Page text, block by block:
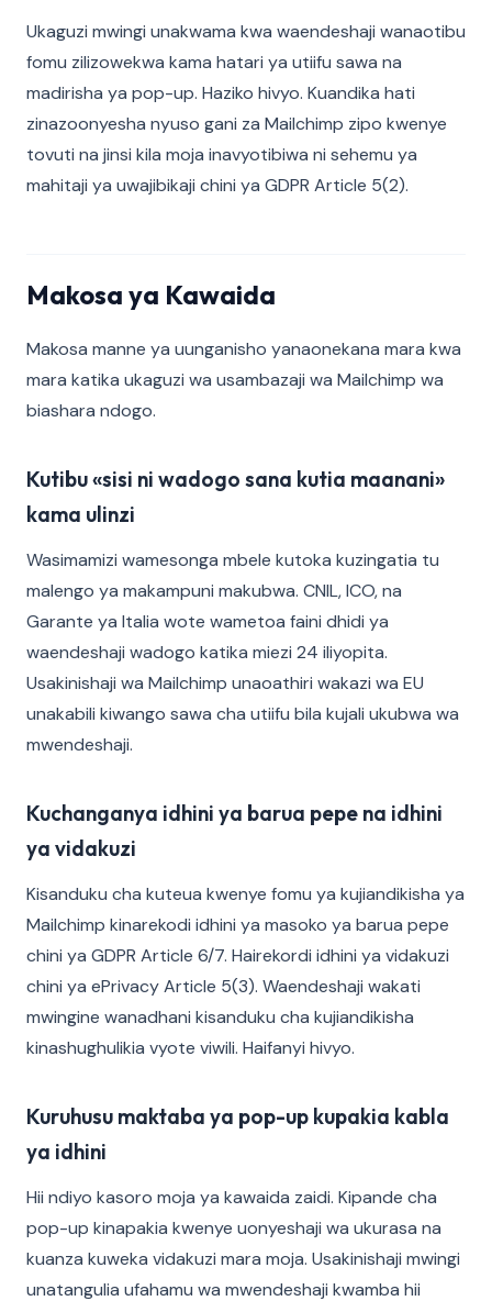
Ukaguzi mwingi unakwama kwa waendeshaji wanaotibu
fomu zilizowekwa kama hatari ya utiifu sawa na
madirisha ya pop-up. Haziko hivyo. Kuandika hati
zinazoonyesha nyuso gani za Mailchimp zipo kwenye
tovuti na jinsi kila moja inavyotibiwa ni sehemu ya
mahitaji ya uwajibikaji chini ya GDPR Article 5(2).
Makosa ya Kawaida
Makosa manne ya uunganisho yanaonekana mara kwa
mara katika ukaguzi wa usambazaji wa Mailchimp wa
biashara ndogo.
Kutibu «sisi ni wadogo sana kutia maanani»
kama ulinzi
Wasimamizi wamesonga mbele kutoka kuzingatia tu
malengo ya makampuni makubwa. CNIL, ICO, na
Garante ya Italia wote wametoa faini dhidi ya
waendeshaji wadogo katika miezi 24 iliyopita.
Usakinishaji wa Mailchimp unaoathiri wakazi wa EU
unakabili kiwango sawa cha utiifu bila kujali ukubwa wa
mwendeshaji.
Kuchanganya idhini ya barua pepe na idhini
ya vidakuzi
Kisanduku cha kuteua kwenye fomu ya kujiandikisha ya
Mailchimp kinarekodi idhini ya masoko ya barua pepe
chini ya GDPR Article 6/7. Hairekordi idhini ya vidakuzi
chini ya ePrivacy Article 5(3). Waendeshaji wakati
mwingine wanadhani kisanduku cha kujiandikisha
kinashughulikia vyote viwili. Haifanyi hivyo.
Kuruhusu maktaba ya pop-up kupakia kabla
ya idhini
Hii ndiyo kasoro moja ya kawaida zaidi. Kipande cha
pop-up kinapakia kwenye uonyeshaji wa ukurasa na
kuanza kuweka vidakuzi mara moja. Usakinishaji mwingi
unatangulia ufahamu wa mwendeshaji kwamba hii